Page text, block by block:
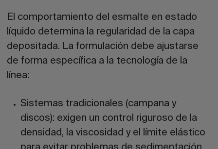
El comportamiento del esmalte en estado
líquido determina la regularidad de la capa
depositada. La formulación debe ajustarse
de forma específica a la tecnología de la
línea:
Sistemas tradicionales (campana y
discos): exigen un control riguroso de la
densidad, la viscosidad y el límite elástico